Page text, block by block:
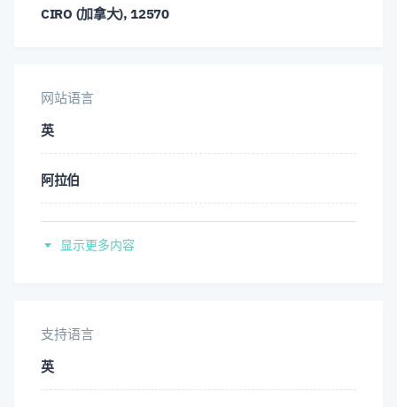
NZD/USD
USD/HKD
USD/MXN
USD/SEK USD/SGD USD/TRY
CIRO (加拿大), 12570
网站语言
英
阿拉伯
西班牙
芬兰
显示更多内容
支持语言
英